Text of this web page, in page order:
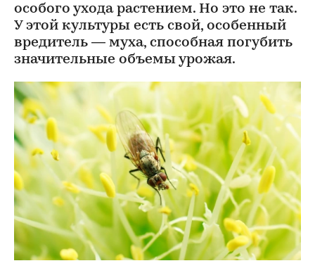
особого ухода растением. Но это не так.
У этой культуры есть свой, особенный
вредитель — муха, способная погубить
значительные объемы урожая.